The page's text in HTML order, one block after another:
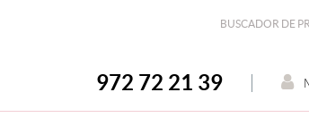
BUSCADOR DE
972 72 21 39